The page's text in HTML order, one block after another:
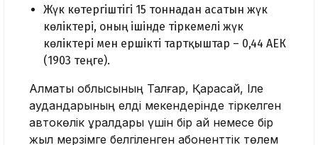
Жүк көтергіштігі 15 тоннадан асатын жүк
көліктері, оның ішінде тіркемелі жүк
көліктері мен ершікті тартқыштар – 0,44 АЕК
(1903 теңге).
Алматы облысының Талғар, Қарасай, Іле
аудандарының елді мекендерінде тіркелген
автокөлік құралдары үшін бір ай немесе бір
жыл мерзімге белгіленген абоненттік төлем